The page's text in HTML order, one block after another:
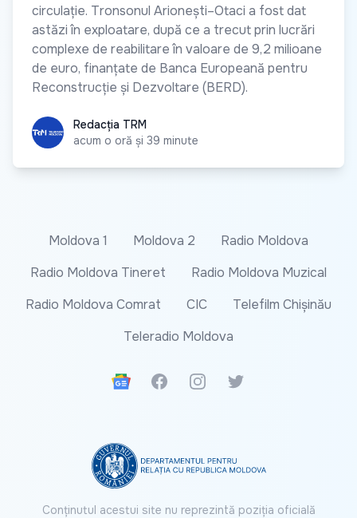
circulație. Tronsonul Arionești–Otaci a fost dat
astăzi în exploatare, după ce a trecut prin lucrări
complexe de reabilitare în valoare de 9,2 milioane
de euro, finanțate de Banca Europeană pentru
Reconstrucție și Dezvoltare (BERD).
Redacția TRM
Redacția TRM
acum o oră și 39 minute
Moldova 1 Moldova 2
Radio Moldova
Radio Moldova Tineret
Radio Moldova Muzical
Radio Moldova Comrat
CIC
Telefilm Chișinău
Teleradio Moldova
Google News
FacebookInstagramTwitter
Conținutul acestui site nu reprezintă poziția oficială